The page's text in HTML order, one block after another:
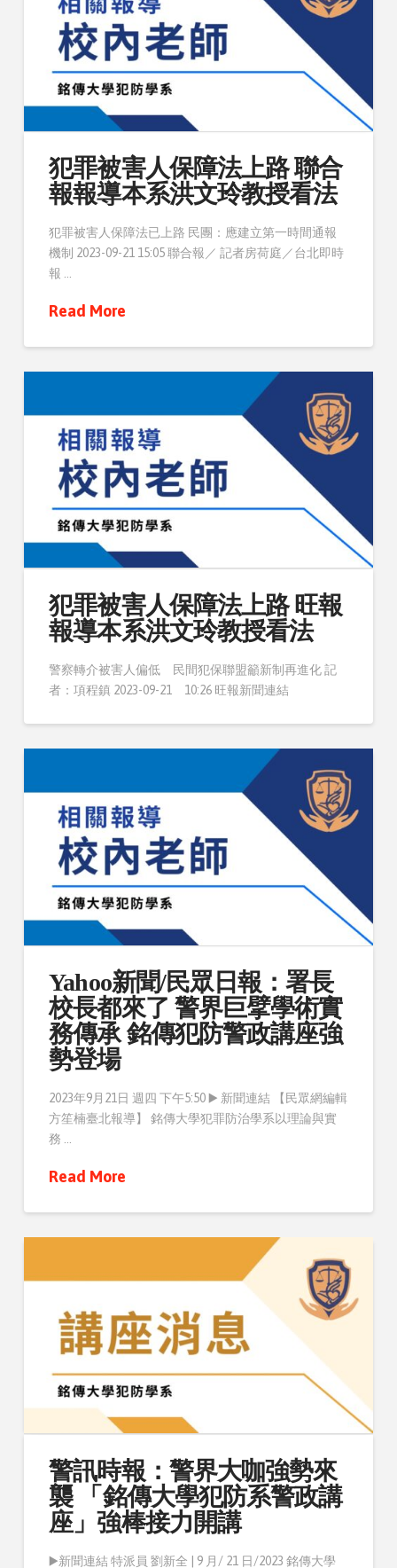
犯罪被害人保障法上路 聯合
報報導本系洪文玲教授看法
犯罪被害人保障法已上路 民團：應建立第一時間通報
機制 2023-09-21 15:05 聯合報／ 記者房荷庭／台北即時
報 …
Read More
犯罪被害人保障法上路 旺報
報導本系洪文玲教授看法
警察轉介被害人偏低 民間犯保聯盟籲新制再進化 記
者：項程鎮 2023-09-21 10:26 旺報新聞連結
Yahoo新聞/民眾日報：署長
校長都來了 警界巨擘學術實
務傳承 銘傳犯防警政講座強
勢登場
2023年9月21日 週四 下午5:50 ▶️ 新聞連結 【民眾網編輯
方笙楠臺北報導】 銘傳大學犯罪防治學系以理論與實
務 …
Read More
警訊時報：警界大咖強勢來
襲 「銘傳大學犯防系警政講
座」強棒接力開講
▶️新聞連結 特派員 劉新全 | 9 月/ 21 日/2023 銘傳大學